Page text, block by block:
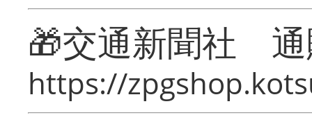
🎁交通新聞社
https://